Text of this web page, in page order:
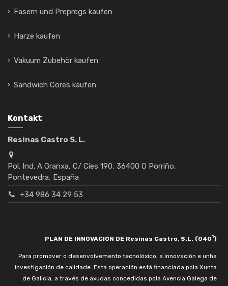
Fasern und Prepregs kaufen
Harze kaufen
Vakuum Zubehör kaufen
Sandwich Cores kaufen
Kontakt
Resinas Castro S. L.
Pol. Ind. A Granxa, C/ Cíes 190, 36400 O Porriño,
Pontevedra, España
+34 986 34 29 53
PLAN DE INNOVACIÓN DE Resinas Castro, S.L. (0401)
Para promover o desenvolvemento tecnolóxico, a innovación e unha
investigación de calidade. Esta operación está financiada pola Xunta
de Galicia, a través de axudas concedidas pola Axencia Galega de